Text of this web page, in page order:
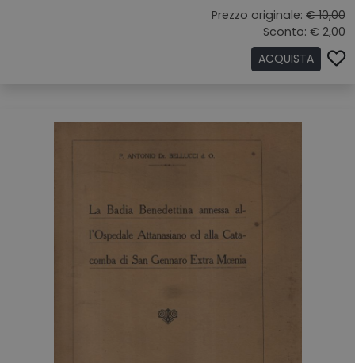
Prezzo originale: € 10,00
Sconto: € 2,00
ACQUISTA